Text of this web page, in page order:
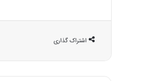
اشتراک گذاری